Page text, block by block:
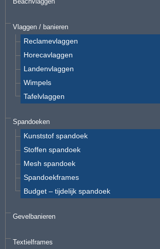
Vlaggen / banieren
Reclamevlaggen
Horecavlaggen
Landenvlaggen
Wimpels
Tafelvlaggen
Spandoeken
Kunststof spandoek
Stoffen spandoek
Mesh spandoek
Spandoekframes
Budget – tijdelijk spandoek
Gevelbanieren
Textielframes